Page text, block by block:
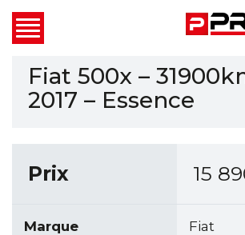
Fiat 500x –
2017 – Essence
Prix 15
Marque Fiat